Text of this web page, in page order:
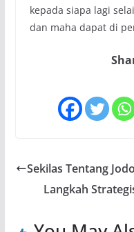
kepada siapa lagi
dan maha dapat di
Sekilas Tentang
Langkah